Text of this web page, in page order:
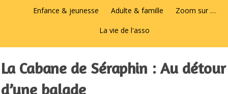
Enfance & jeunesse Adulte & famille Zoom sur …
La vie de l'asso
La Cabane de Séraphin : Au détour
d’une balade